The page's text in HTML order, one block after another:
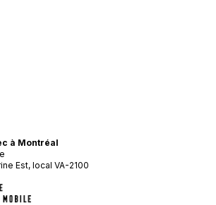
à Montréal
Est, local VA-2100